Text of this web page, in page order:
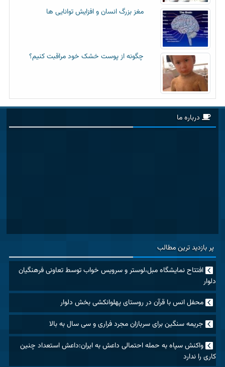
مغز بزرگ انسان و افزایش توانایی ها
چگونه از پوست خشک خود مراقبت کنیم؟
درباره ما
پر بازدید ترین مطالب
افتتاح نمایشگاه مبل،لوستر و سرویس خواب توسط تعاونی فرهنگیان
دلوار
محفل انس با قرآن در روستای پهلوانکشی بخش دلوار
جریمه سنگین برای سربازان مجرد فراری و سی سال به بالا
واکنش سپاه به حمله احتمالی داعش به ایران:داعش استعداد چنین
کاری را ندارد